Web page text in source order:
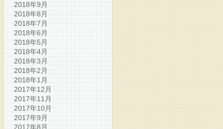
2018年9月
2018年8月
2018年7月
2018年6月
2018年5月
2018年4月
2018年3月
2018年2月
2018年1月
2017年12月
2017年11月
2017年10月
2017年9月
2017年8月